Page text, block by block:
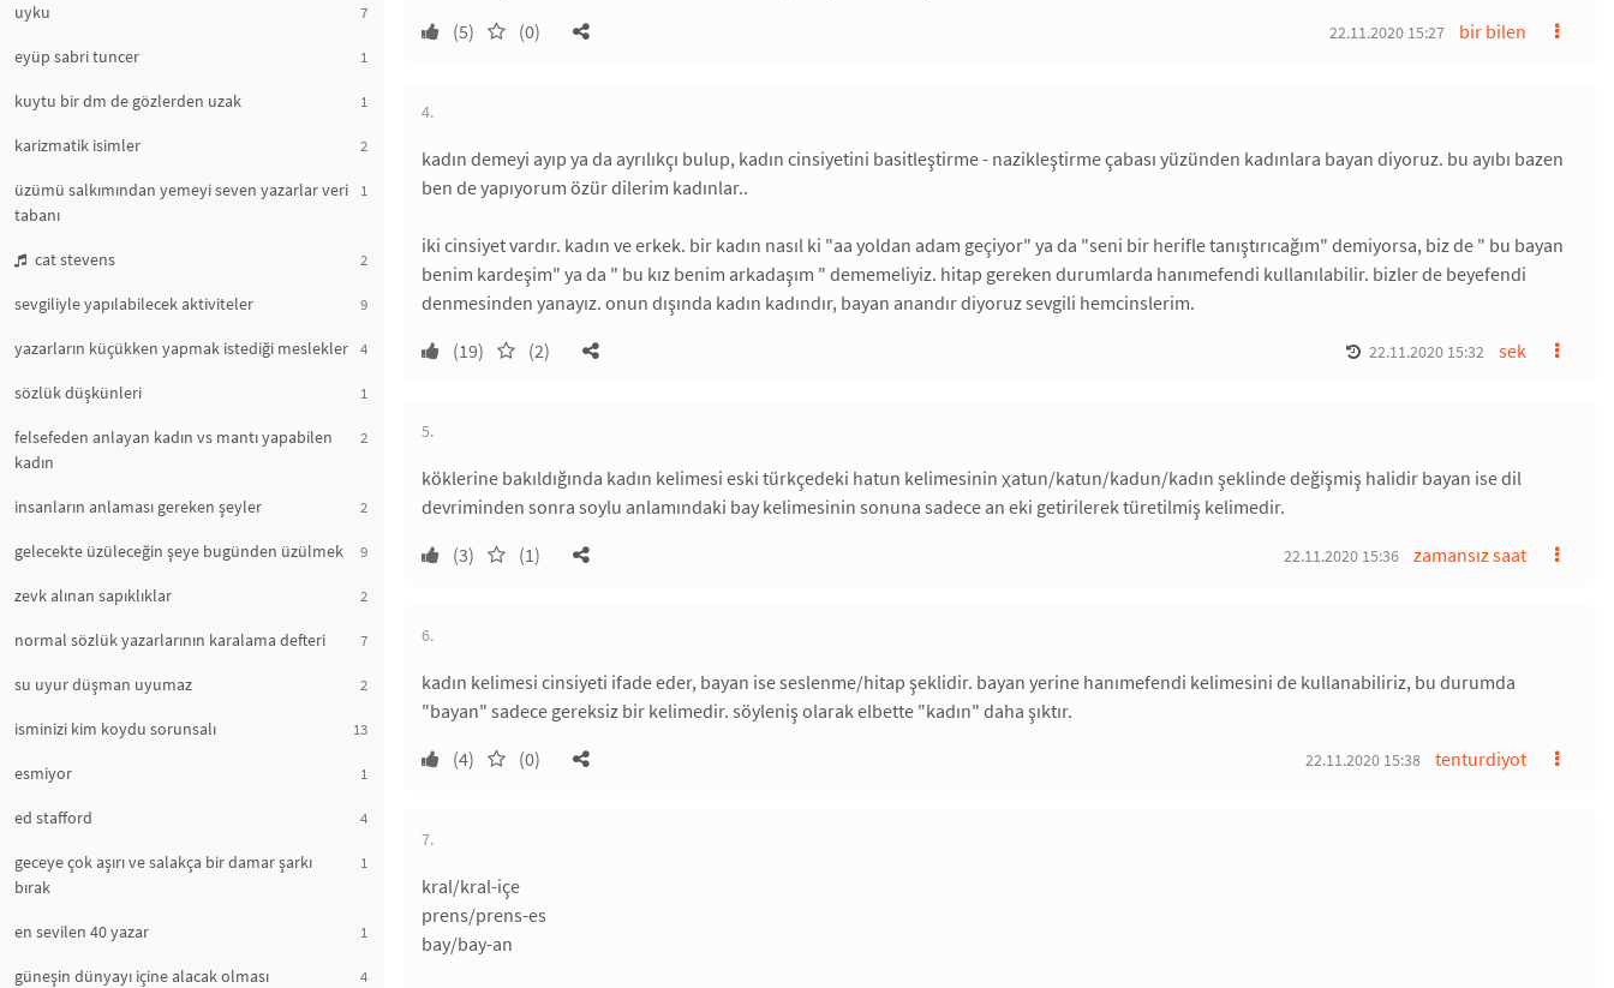
uyku 7
eyüp sabri tuncer 1
kuytu bir dm de gözlerden uzak 1
karizmatik isimler 2
üzümü salkımından yemeyi seven yazarlar veri
tabanı
1
cat stevens 2
sevgiliyle yapılabilecek aktiviteler 9
yazarların küçükken yapmak istediği meslekler 4
sözlük düşkünleri 1
felsefeden anlayan kadın vs mantı yapabilen
kadın
2
insanların anlaması gereken şeyler 2
gelecekte üzüleceğin şeye bugünden üzülmek 9
zevk alınan sapıklıklar 2
normal sözlük yazarlarının karalama defteri 7
su uyur düşman uyumaz 2
isminizi kim koydu sorunsalı 13
esmiyor 1
ed stafford 4
geceye çok aşırı ve salakça bir damar şarkı
bırak
1
en sevilen 40 yazar 1
güneşin dünyayı içine alacak olması 4
(5)
(0) bir bilen
22.11.2020 15:27
4.
kadın demeyi ayıp ya da ayrılıkçı bulup, kadın cinsiyetini basitleştirme - nazikleştirme çabası yüzünden kadınlara bayan diyoruz. bu ayıbı bazen
ben de yapıyorum özür dilerim kadınlar..
iki cinsiyet vardır. kadın ve erkek. bir kadın nasıl ki "aa yoldan adam geçiyor" ya da "seni bir herifle tanıştırıcağım" demiyorsa, biz de " bu bayan
benim kardeşim" ya da " bu kız benim arkadaşım " dememeliyiz. hitap gereken durumlarda hanımefendi kullanılabilir. bizler de beyefendi
denmesinden yanayız. onun dışında kadın kadındır, bayan anandır diyoruz sevgili hemcinslerim.
(19)
(2) sek
22.11.2020 15:32
5.
köklerine bakıldığında kadın kelimesi eski türkçedeki hatun kelimesinin χatun/katun/kadun/kadın şeklinde değişmiş halidir bayan ise dil
devriminden sonra soylu anlamındaki bay kelimesinin sonuna sadece an eki getirilerek türetilmiş kelimedir.
(3)
(1) zamansız saat
22.11.2020 15:36
6.
kadın kelimesi cinsiyeti ifade eder, bayan ise seslenme/hitap şeklidir. bayan yerine hanımefendi kelimesini de kullanabiliriz, bu durumda
"bayan" sadece gereksiz bir kelimedir. söyleniş olarak elbette "kadın" daha şıktır.
(4)
(0) tenturdiyot
22.11.2020 15:38
7.
kral/kral-içe
prens/prens-es
bay/bay-an